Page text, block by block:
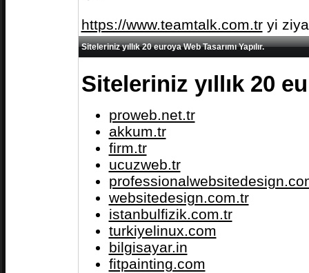
https://www.teamtalk.com.tryi
Siteleriniz yıllık 20 euroya Web Tasarımı Yapılır.
Siteleriniz yıllık 20
proweb.net.tr
akkum.tr
firm.tr
ucuzweb.tr
websitedesign.com.tr
istanbulfizik.com.tr
turkiyelinux.com
bilgisayar.in
fitpainting.com